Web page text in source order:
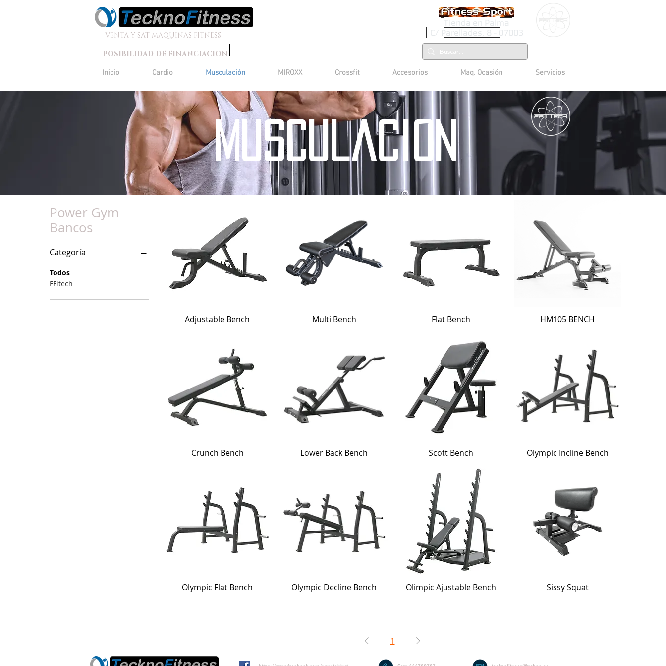
VENTA Y SAT MAQUINAS FITNESS
POSIBILIDAD DE FINANCIACION
Tienda en Palma
C/ Parellades, 8 - 07003
Inicio Cardio Musculación MIROXX Crossfit Accesorios Maq. Ocasión Servicios
musculacion
Power Gym
Bancos
Categoría
Todos
FFitech
Adjustable Bench Multi Bench Flat Bench HM105 BENCH
Crunch Bench Lower Back Bench Scott Bench Olympic Incline Bench
Olympic Flat Bench Olympic Decline Bench Olimpic Ajustable Bench Sissy Squat
1